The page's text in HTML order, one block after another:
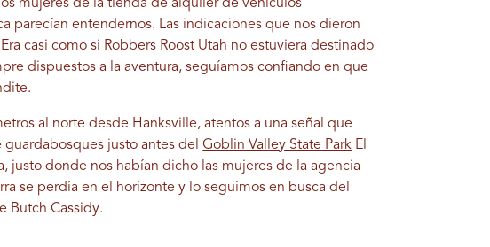
mujeres de la tienda de alquiler de vehículos
parecían entendernos. Las indicaciones que nos dieron
casi como si Robbers Roost Utah no estuviera destinado
dispuestos a la aventura, seguíamos confiando en que
al norte desde Hanksville, atentos a una señal que
guardabosques justo antes delGoblin Valley State Park El
justo donde nos habían dicho las mujeres de la agencia
se perdía en el horizonte y lo seguimos en busca del
Butch Cassidy.